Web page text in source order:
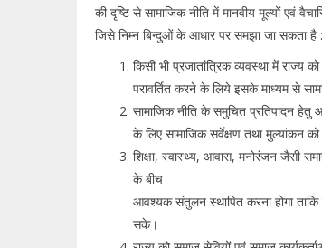
की दृष्टि से सामाजिक नीति में मानवीय मूल्यों एवं
जिसे निम्न बिन्दुओं के आधार पर समझा जा सकता है :
किसी भी प्रजातांत्रिक व्यवस्था में राज्य
परावर्तित करने के लिये इसके माध्यम से
सामाजिक नीति के समुचित प्रतिपादन
के लिए सामाजिक सर्वेक्षण तथा मुल्यांकन
शिक्षा, स्वास्थ्य, आवास, मनोरंजन जैसी
के बीच
आवश्यक संतुलन स्थापित करना होगा
सके।